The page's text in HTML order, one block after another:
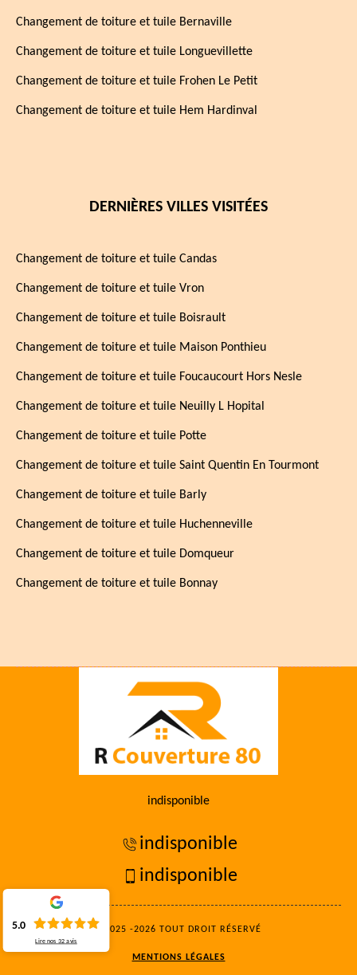
Changement de toiture et tuile Bernaville
Changement de toiture et tuile Longuevillette
Changement de toiture et tuile Frohen Le Petit
Changement de toiture et tuile Hem Hardinval
DERNIÈRES VILLES VISITÉES
Changement de toiture et tuile Candas
Changement de toiture et tuile Vron
Changement de toiture et tuile Boisrault
Changement de toiture et tuile Maison Ponthieu
Changement de toiture et tuile Foucaucourt Hors Nesle
Changement de toiture et tuile Neuilly L Hopital
Changement de toiture et tuile Potte
Changement de toiture et tuile Saint Quentin En Tourmont
Changement de toiture et tuile Barly
Changement de toiture et tuile Huchenneville
Changement de toiture et tuile Domqueur
Changement de toiture et tuile Bonnay
indisponible
indisponible
indisponible
©2025 -2026 TOUT DROIT RÉSERVÉ
MENTIONS LÉGALES
5.0
Lire nos32 avis